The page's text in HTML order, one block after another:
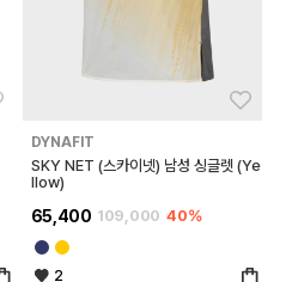
DYNAFIT
SKY NET (스카이넷) 남성 싱글렛 (Ye
llow)
65,400 109,000 40%
2